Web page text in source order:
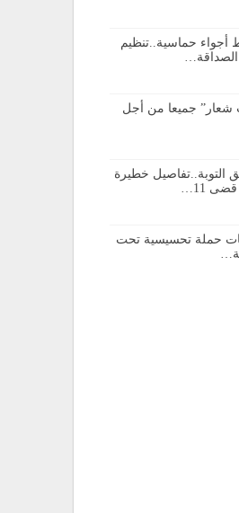
أجواء حماسية..تنظيم
الصداقة…
شعار” جميعا من أجل
التوبة..تفاصيل خطيرة
11…
حملة تحسيسية تحت